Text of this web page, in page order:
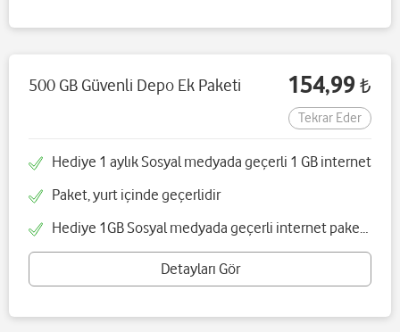
500 GB Güvenli Depo Ek Paketi 154,99 ₺
Tekrar Eder
Hediye 1 aylık Sosyal medyada geçerli 1 GB internet
Paket, yurt içinde geçerlidir
Hediye 1GB Sosyal medyada geçerli internet paketi tekrar etmez 30 gün dolduğunda her yöne geçerli 1GB hediyenizden kalan hakkınız kaybolacaktır
Detayları Gör